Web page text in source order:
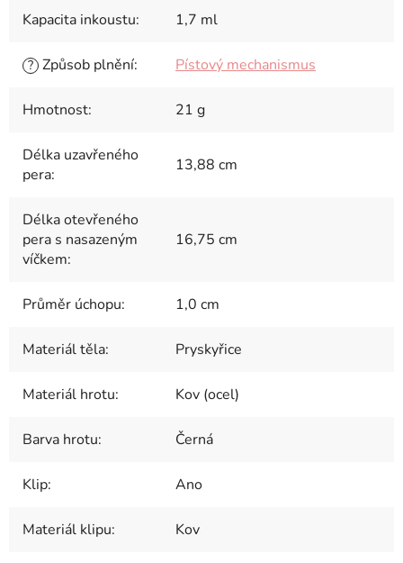
Kapacita inkoustu: 1,7 ml
? Způsob plnění: Pístový mechanismus
Hmotnost: 21 g
Délka uzavřeného
pera: 13,88 cm
Délka otevřeného
pera s nasazeným
víčkem:
16,75 cm
Průměr úchopu: 1,0 cm
Materiál těla: Pryskyřice
Materiál hrotu: Kov (ocel)
Barva hrotu: Černá
Klip: Ano
Materiál klipu: Kov